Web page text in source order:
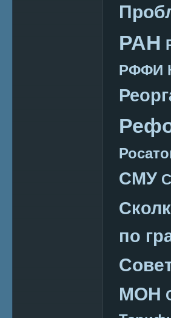
РАН
РФФИ
СМУ
по
МОН